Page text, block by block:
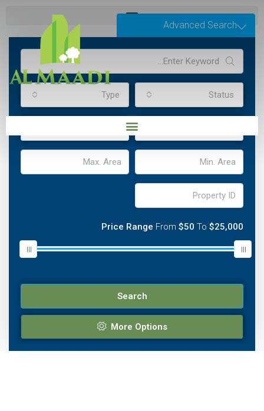
Advanced Search
Status
Type
Price Range From $50 To $25,000
Search
More Options